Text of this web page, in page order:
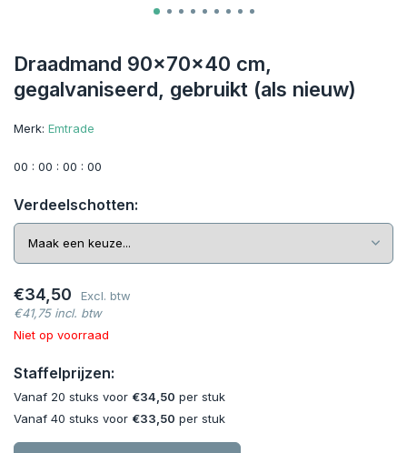
Draadmand 90x70x40 cm,
gegalvaniseerd, gebruikt (als nieuw)
Merk: Emtrade
00 : 00 : 00 : 00
Verdeelschotten:
€34,50
Excl. btw
€41,75 incl. btw
Niet op voorraad
Staffelprijzen:
Vanaf 20 stuks voor €34,50 per stuk
Vanaf 40 stuks voor €33,50 per stuk